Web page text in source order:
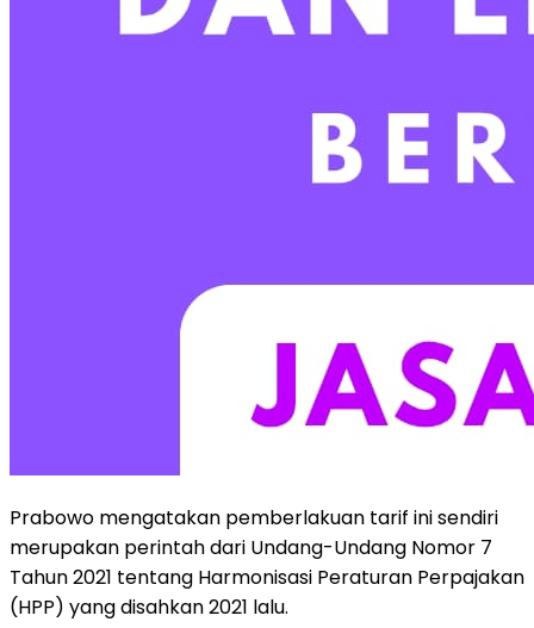
Prabowo mengatakan pemberlakuan tarif ini sendiri
merupakan perintah dari Undang-Undang Nomor 7
Tahun 2021 tentang Harmonisasi Peraturan Perpajakan
(HPP) yang disahkan 2021 lalu.